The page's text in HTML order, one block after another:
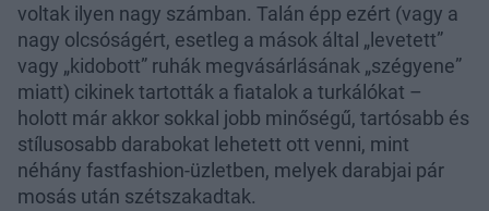
voltak ilyen nagy számban. Talán épp ezért (vagy a
nagy olcsóságért, esetleg a mások által „levetett”
vagy „kidobott” ruhák megvásárlásának „szégyene”
miatt) cikinek tartották a fiatalok a turkálókat –
holott már akkor sokkal jobb minőségű, tartósabb és
stílusosabb darabokat lehetett ott venni, mint
néhány fastfashion-üzletben, melyek darabjai pár
mosás után szétszakadtak.